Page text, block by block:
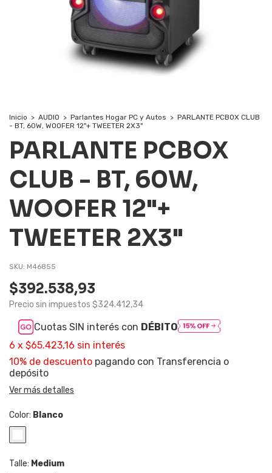
Inicio > AUDIO > Parlantes Hogar PC y Autos > PARLANTE PCBOX CLUB
- BT, 60W, WOOFER 12"+ TWEETER 2X3"
PARLANTE PCBOX
CLUB - BT, 60W,
WOOFER 12"+
TWEETER 2X3"
SKU: M46855
$392.538,93
Precio sin impuestos $324.412,34
Cuotas SIN interés con DÉBITO
6 x $65.423,16 sin interés
10% de descuento pagando con Transferencia o
depósito
Ver más detalles
Color: Blanco
Talle: Medium